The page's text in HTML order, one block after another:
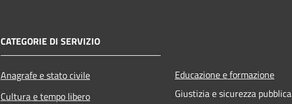
CATEGORIE DI SERVIZIO
Anagrafe e stato civile
Cultura e tempo libero
Educazione e formazione
Giustizia e sicurezza pubblica